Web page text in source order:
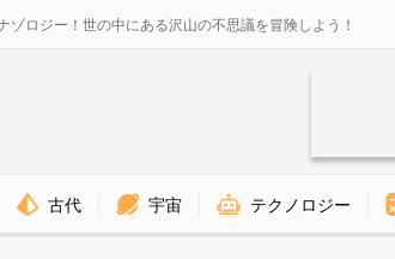
ロジー！世の中にある沢山の不思議を冒険しよう！
古代 宇宙 テクノロジー